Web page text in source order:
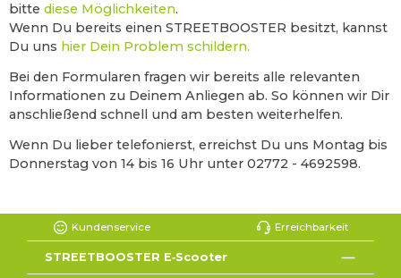
bitte diese Möglichkeiten.
Wenn Du bereits einen STREETBOOSTER besitzt, kannst
Du uns hier Dein Problem schildern.
Bei den Formularen fragen wir bereits alle relevanten
Informationen zu Deinem Anliegen ab. So können wir Dir
anschließend schnell und am besten weiterhelfen.
Wenn Du lieber telefonierst, erreichst Du uns Montag bis
Donnerstag von 14 bis 16 Uhr unter 02772 - 4692598.
Kundenservice Erreichbarkeit
STREETBOOSTER E‑Scooter